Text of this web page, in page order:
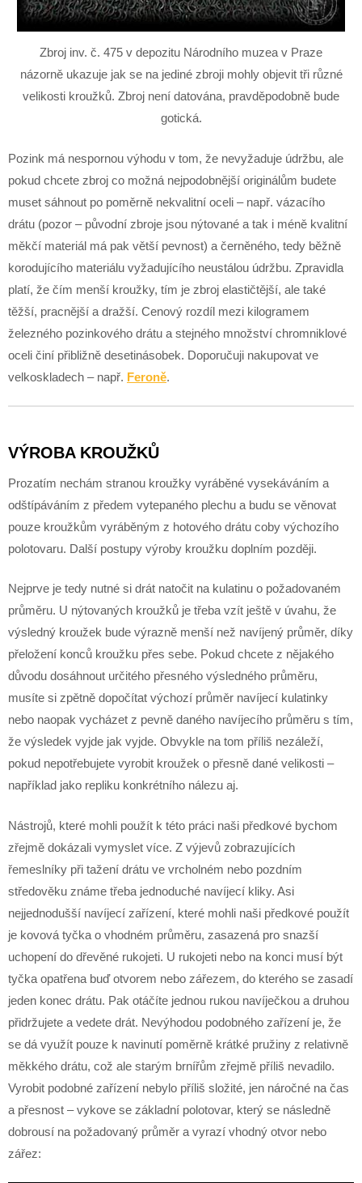
Zbroj inv. č. 475 v depozitu Národního muzea v Praze
názorně ukazuje jak se na jediné zbroji mohly objevit tři různé
velikosti kroužků. Zbroj není datována, pravděpodobně bude
gotická.
Pozink má nespornou výhodu v tom, že nevyžaduje údržbu, ale
pokud chcete zbroj co možná nejpodobnější originálům budete
muset sáhnout po poměrně nekvalitní oceli – např. vázacího
drátu (pozor – původní zbroje jsou nýtované a tak i méně kvalitní
měkčí materiál má pak větší pevnost) a černěného, tedy běžně
korodujícího materiálu vyžadujícího neustálou údržbu. Zpravidla
platí, že čím menší kroužky, tím je zbroj elastičtější, ale také
těžší, pracnější a dražší. Cenový rozdíl mezi kilogramem
železného pozinkového drátu a stejného množství chromniklové
oceli činí přibližně desetinásobek. Doporučuji nakupovat ve
velkoskladech – např. Feroně.
VÝROBA KROUŽKŮ
Prozatím nechám stranou kroužky vyráběné vysekáváním a
odštípáváním z předem vytepaného plechu a budu se věnovat
pouze kroužkům vyráběným z hotového drátu coby výchozího
polotovaru. Další postupy výroby kroužku doplním později.
Nejprve je tedy nutné si drát natočit na kulatinu o požadovaném
průměru. U nýtovaných kroužků je třeba vzít ještě v úvahu, že
výsledný kroužek bude výrazně menší než navíjený průměr, díky
přeložení konců kroužku přes sebe. Pokud chcete z nějakého
důvodu dosáhnout určitého přesného výsledného průměru,
musíte si zpětně dopočítat výchozí průměr navíjecí kulatinky
nebo naopak vycházet z pevně daného navíjecího průměru s tím,
že výsledek vyjde jak vyjde. Obvykle na tom příliš nezáleží,
pokud nepotřebujete vyrobit kroužek o přesně dané velikosti –
například jako repliku konkrétního nálezu aj.
Nástrojů, které mohli použít k této práci naši předkové bychom
zřejmě dokázali vymyslet více. Z výjevů zobrazujících
řemeslníky při tažení drátu ve vrcholném nebo pozdním
středověku známe třeba jednoduché navíjecí kliky. Asi
nejjednodušší navíjecí zařízení, které mohli naši předkové použít
je kovová tyčka o vhodném průměru, zasazená pro snazší
uchopení do dřevěné rukojeti. U rukojeti nebo na konci musí být
tyčka opatřena buď otvorem nebo zářezem, do kterého se zasadí
jeden konec drátu. Pak otáčíte jednou rukou navíječkou a druhou
přidržujete a vedete drát. Nevýhodou podobného zařízení je, že
se dá využít pouze k navinutí poměrně krátké pružiny z relativně
měkkého drátu, což ale starým brnířům zřejmě příliš nevadilo.
Vyrobit podobné zařízení nebylo příliš složité, jen náročné na čas
a přesnost – vykove se základní polotovar, který se následně
dobrousí na požadovaný průměr a vyrazí vhodný otvor nebo
zářez: